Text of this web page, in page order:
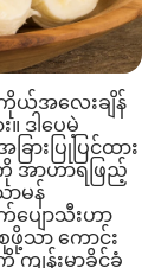
ကိုယ်အလေးချိန်
ဒါပေမဲ့
ြားပြုပြင်ထား
အာဟာရဖြည့်
ာမန်
ပျောသီးဟာ
သာ ကောင်း
ျန်းမာခိုင်ခံ့